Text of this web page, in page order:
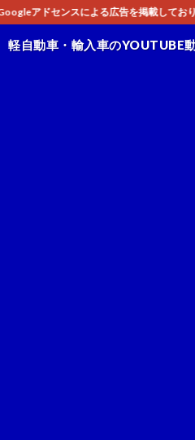
載しております。
軽自動車・輸入車のYOUTUBE